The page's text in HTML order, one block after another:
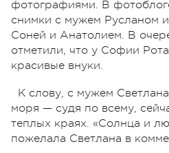
фотографиями. В
снимки с мужем Русланом
Соней и Анатолием. В
отметили, что у Софии
красивые внуки.
К слову, с мужем
моря — судя по всему,
теплых краях. «Солнца и
пожелала Светлана в